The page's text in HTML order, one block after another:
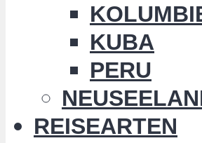
KUBA
PERU
REISEARTEN